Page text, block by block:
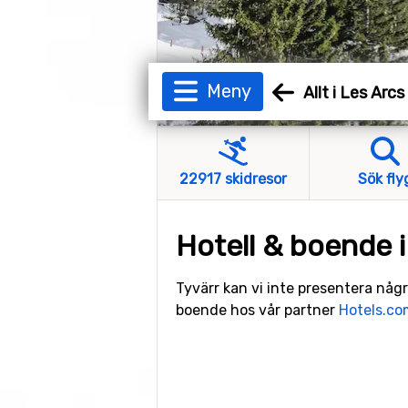
Meny Allt i Les Arcs
22917 skidresor Sök
Hotell & boende
Tyvärr kan vi inte presentera
boende hos vår partner